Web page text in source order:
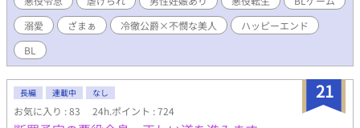
しさを持つ人で……。※最終話まで毎日更新予定です。
溺愛
ざまぁ 冷徹公爵×不憫な美人
ハッピーエンド
BL
21
長編 連載中 なし
お気に入り : 83 24h.ポイント : 724